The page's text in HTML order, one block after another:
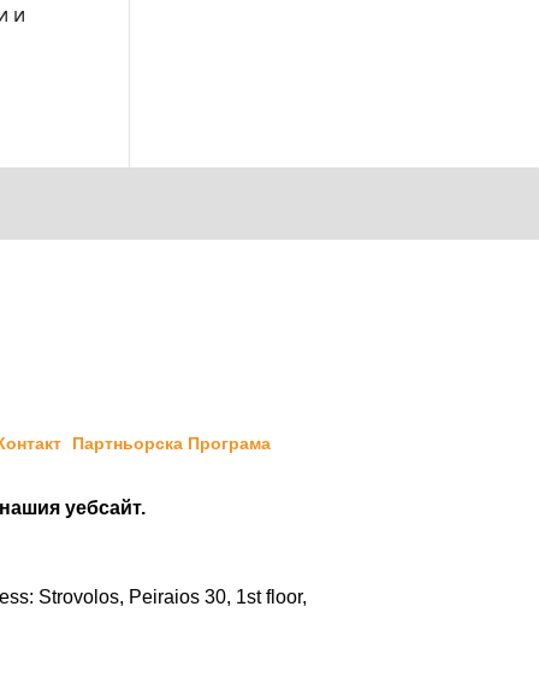
и
Партньорска Програма
уебсайт.
Strovolos, Peiraios 30, 1st floor,